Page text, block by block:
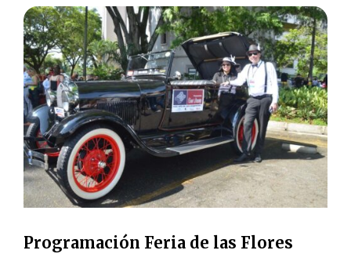
Programación Feria de las Flores